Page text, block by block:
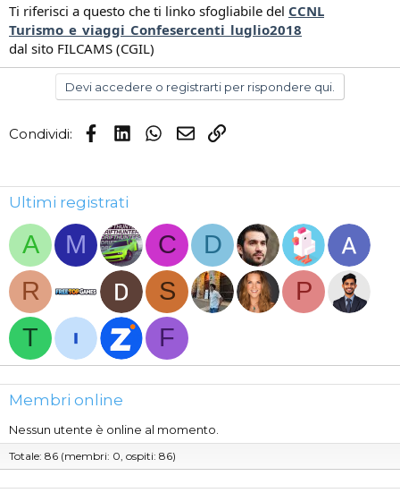
Ti riferisci a questo che ti linko sfogliabile del CCNL
Turismo_e_viaggi_Confesercenti_luglio2018
dal sito FILCAMS (CGIL)
Devi accedere o registrarti per rispondere qui.
Condividi: Facebook
LinkedInWhatsApp
EmailLink
Ultimi registrati
A M C
D
R
S
P
T
F
Membri online
Nessun utente è online al momento.
Totale: 86 (membri: 0, ospiti: 86)